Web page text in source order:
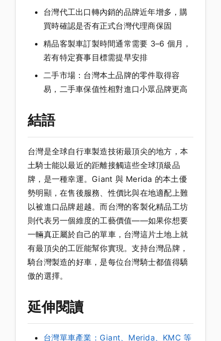
台灣代工出口轉內銷的品牌近年增多，購
買時確認是否有正式台灣代理商保固
精品客製車訂製時間通常需要 3–6 個月，
若有特定賽事目標需提早安排
二手市場：台灣本土品牌的零件取得容
易，二手車保值性相對進口小眾品牌更高
結語
台灣是全球自行車製造技術最頂尖的地方，本
土騎士能以最近的距離接觸這些全球頂級品
牌，是一種幸運。Giant 與 Merida 的本土優
勢明顯，在售後服務、性價比與在地適配上難
以被進口品牌超越。而台灣的客製化精品工坊
則代表另一個維度的工藝價值——如果你想要
一輛真正屬於自己的單車，台灣這片土地上就
有最頂尖的工匠能幫你實現。支持台灣品牌，
騎台灣製造的好車，是每位台灣騎士都值得驕
傲的選擇。
延伸閱讀
台灣單車產業：Giant、Merida、KMC 等